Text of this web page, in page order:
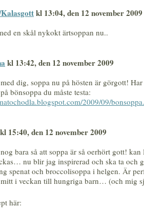
kl 13:04, den 12 november 2009
en skål nykokt ärtsoppan nu..
kl 13:42, den 12 november 2009
dig, soppa nu på hösten är görgott!
bönsoppa du måste testa:
2009/09/
kl 15:40, den 12 november 2009
bara så att soppa är så oerhört gott!
nu blir jag inspirerad och ska ta och
spenat och broccolisoppa i helgen. Är
i veckan till hungriga barn… (och mig
här: